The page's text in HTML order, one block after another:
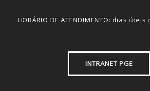
HORÁRIO DE ATENDIMENTO: dias
INTRANET PGE